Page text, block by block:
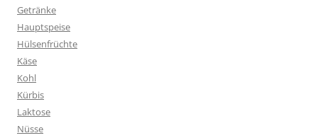
Getränke
Hauptspeise
Hülsenfrüchte
Käse
Kohl
Kürbis
Laktose
Nüsse